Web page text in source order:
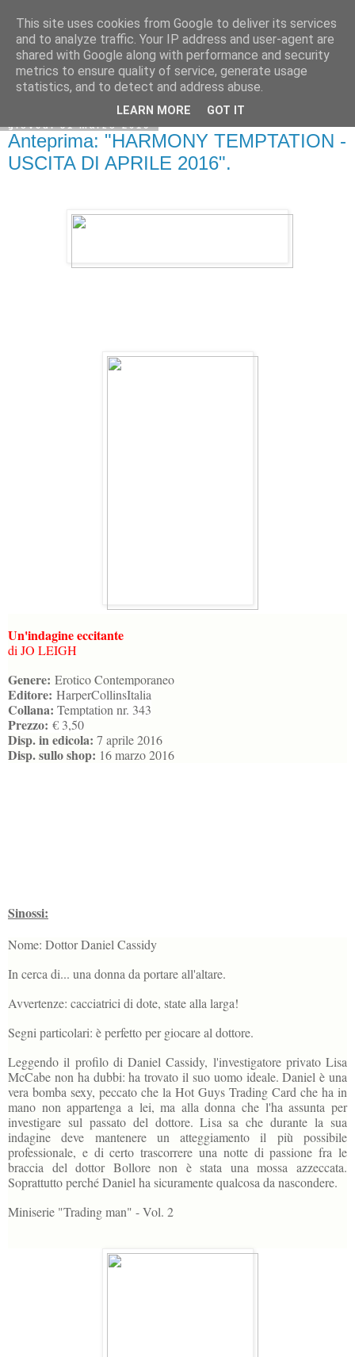
giovedì 31 marzo 2016
Anteprima: "HARMONY TEMPTATION -
USCITA DI APRILE 2016".
Un'indagine eccitante
di JO LEIGH
Genere: Erotico Contemporaneo
Editore: HarperCollinsItalia
Collana: Temptation nr. 343
Prezzo: € 3,50
Disp. in edicola: 7 aprile 2016
Disp. sullo shop: 16 marzo 2016
Sinossi:
Nome: Dottor Daniel Cassidy
In cerca di... una donna da portare all'altare.
Avvertenze: cacciatrici di dote, state alla larga!
Segni particolari: è perfetto per giocare al dottore.
Leggendo il profilo di Daniel Cassidy, l'investigatore privato Lisa
McCabe non ha dubbi: ha trovato il suo uomo ideale. Daniel è una
vera bomba sexy, peccato che la Hot Guys Trading Card che ha in
mano non appartenga a lei, ma alla donna che l'ha assunta per
investigare sul passato del dottore. Lisa sa che durante la sua
indagine deve mantenere un atteggiamento il più possibile
professionale, e di certo trascorrere una notte di passione fra le
braccia del dottor Bollore non è stata una mossa azzeccata.
Soprattutto perché Daniel ha sicuramente qualcosa da nascondere.
Miniserie "Trading man" - Vol. 2
This site uses cookies from Google to deliver its services
and to analyze traffic. Your IP address and user-agent are
shared with Google along with performance and security
metrics to ensure quality of service, generate usage
statistics, and to detect and address abuse.
LEARN MORE GOT IT